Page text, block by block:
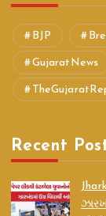
BJP
GujaratNews
Recent